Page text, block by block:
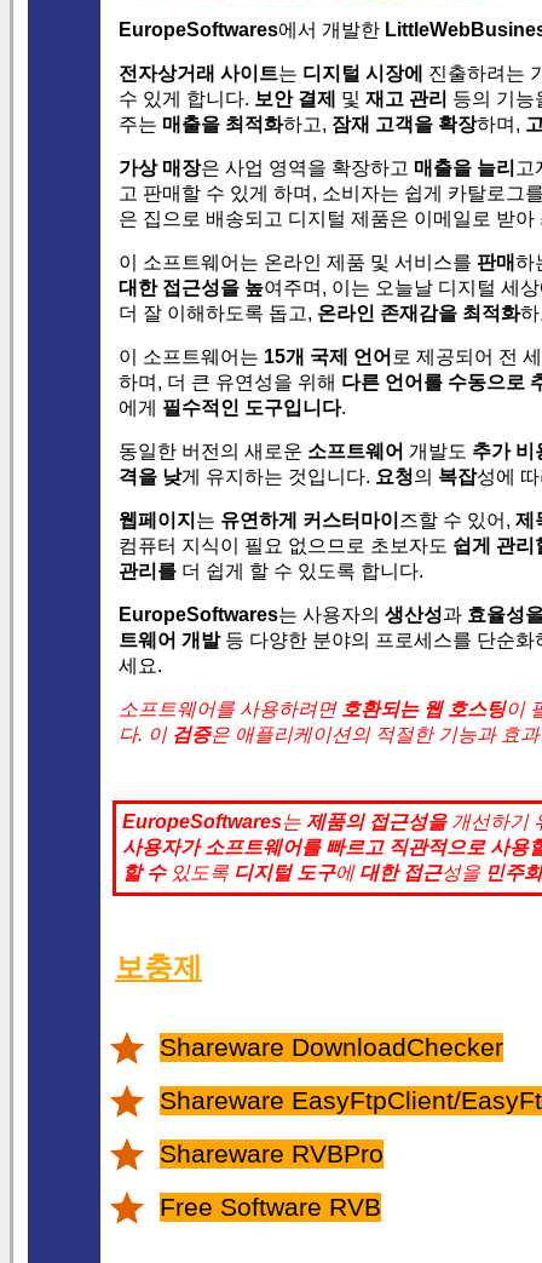
EuropeSoftwares에서 개발한
전자상거래 사이트는 디지털 시장에
진출하려는
수 있게 합니다. 보안 결제 및 재고 관리 등의 기
주는 매출을 최적화하고, 잠재 고객을 확장하며,
가상 매장은 사업 영역을 확장하고 매출을 늘리 고
고 판매할 수 있게 하며, 소비자는 쉽게 카탈로그
은 집으로 배송되고 디지털 제품은 이메일로 받아
이 소프트웨어는 온라인 제품 및 서비스를 판매하
대한 접근성을 높여주며, 이는 오늘날 디지털 세
더 잘 이해하도록 돕고, 온라인 존재감을 최적화
이 소프트웨어는 15개 국제 언어 로 제공되어 전
하며, 더 큰 유연성을 위해 다른 언어를 수동으로
에게 필수적인 도구입니다.
동일한 버전의 새로운 소프트웨어 개발도 추가 비
격을 낮게 유지하는 것입니다. 요청의 복잡성에
웹페이지 는 유연하게 커스터마이 즈할 수 있어, 제
컴퓨터 지식이 필요 없으므로 초보자도 쉽게 관리
관리를 더 쉽게 할 수 있도록 합니다.
EuropeSoftwares는 사용자의 생산성과 효율성
트웨어 개발등 다양한 분야의 프로세스를 단순
세요.
소프트웨어를 사용하려면 호환되는 웹 호스팅이
다. 이 검증은 애플리케이션의 적절한 기능과 효
EuropeSoftwares는 제품의 접근성을개선하기
사용자가 소프트웨어를 빠르고 직관적으로 사용
할 수있도록 디지털 도구에 대한 접근성을 민주화
보충제
Shareware DownloadChecker
Shareware EasyFtpClient/
Shareware RVBPro
Free Software RVB